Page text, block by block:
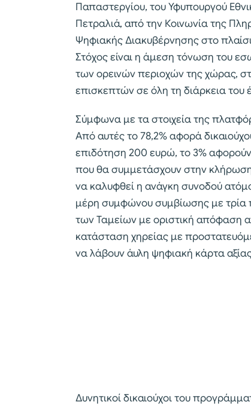
Παπαστεργίου, του Υφυπουργού
Πετραλιά, από την Κοινωνία της
Ψηφιακής Διακυβέρνησης στο
Στόχος είναι η άμεση τόνωση του
των ορεινών περιοχών της χώρας,
επισκεπτών σε όλη τη διάρκεια του
Σύμφωνα με τα στοιχεία της
Από αυτές το 78,2% αφορά
επιδότηση 200 ευρώ, το 3%
που θα συμμετάσχουν στην
να καλυφθεί η ανάγκη συνοδού
μέρη συμφώνου συμβίωσης με τρία
των Ταμείων με οριστική απόφαση
κατάσταση χηρείας με
να λάβουν άυλη ψηφιακή κάρτα
Δυνητικοί δικαιούχοι του